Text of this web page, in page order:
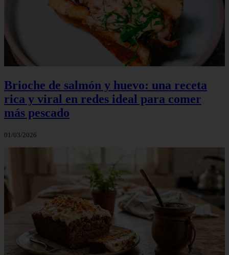
Brioche de salmón y huevo: una receta
rica y viral en redes ideal para comer
más pescado
01/03/2026